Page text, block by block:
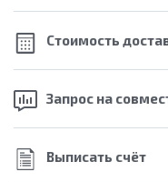
Стоимость
Запрос на
Выписать счёт